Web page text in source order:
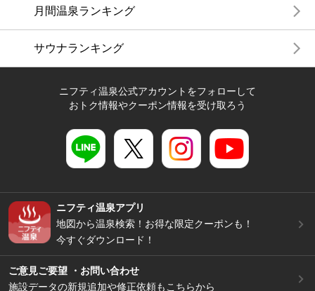
月間温泉ランキング
サウナランキング
ニフティ温泉公式アカウントをフォローして
おトク情報やクーポン情報を受け取ろう
ニフティ温泉アプリ
地図から温泉検索！お得な限定クーポンも！
今すぐダウンロード！
ご意見ご要望 ・お問い合わせ
施設データの新規追加や修正依頼もこちらから